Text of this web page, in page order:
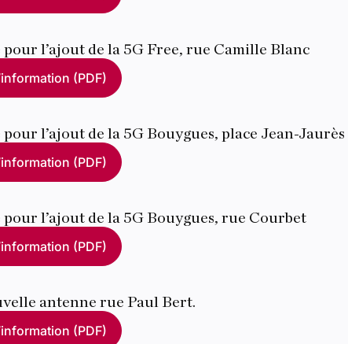
l’ajout de la 5G Free, rue Camille Blanc
(PDF)
l’ajout de la 5G Bouygues, place Jean-Jaurès
(PDF)
l’ajout de la 5G Bouygues, rue Courbet
(PDF)
antenne rue Paul Bert.
(PDF)